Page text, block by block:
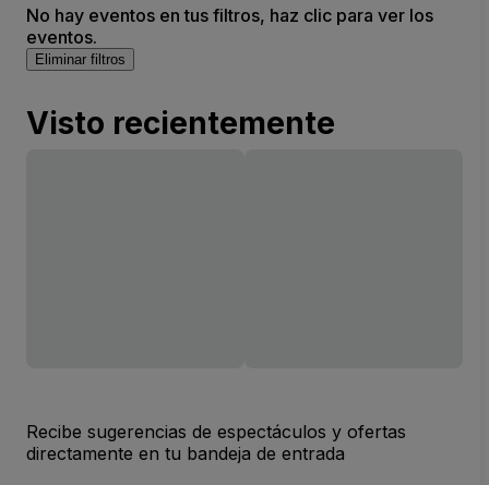
No hay eventos en tus filtros, haz clic para ver los
eventos.
Eliminar filtros
Visto recientemente
Recibe sugerencias de espectáculos y ofertas
directamente en tu bandeja de entrada